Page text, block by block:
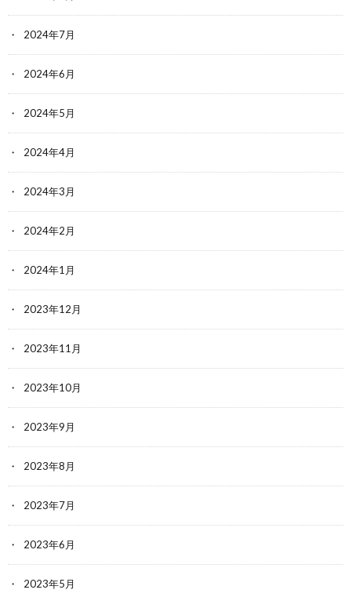
2024年7月
2024年6月
2024年5月
2024年4月
2024年3月
2024年2月
2024年1月
2023年12月
2023年11月
2023年10月
2023年9月
2023年8月
2023年7月
2023年6月
2023年5月